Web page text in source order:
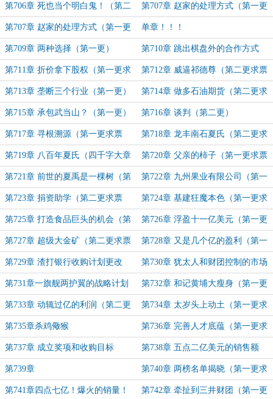
求票票） 票）
第706章 死也当个明白鬼！（第二
更求票票）
第707章 赵家的处理方式（第一更
求票票）
第707章 赵家的处理方式（第一更
求票票）
单章！！！
第709章 两种选择（第一更） 第710章 跳出棋盘外的合作方式
（第二更求票票）
第711章 折价拿下股权（第一更求
票票）
第712章 威逼祁德尊（第二更求票
票）
第713章 垄断三个行业（第一更） 第714章 做多石油期货（第二更求
票票）
第715章 承包武当山？（第一更） 第716章 谈判（第二更）
第717章 寻根溯源（第一更求票
票）
第718章 龙丰南石夏氏（第二更求
票票）
第719章 八百年夏氏（四千字大章
求票票）
第720章 父亲的柿子（第一更求票
票）
第721章 前世的夏禹是一棵树（第
二更）
第722章 九州果业有限公司（第一
更）
第723章 捐资助学（第二更求票
票）
第724章 基建狂魔本色（第一更求
票票）
第725章 打造食品巨头的机会（第
二更求票票）
第726章 浮盈十一亿美元（第一更
求票票）
第727章 超级大金矿（第二更求票
票）
第728章 又是几个亿的盈利（第一
更求票票）
第729章 渣打银行收购计划更改
（第二章求票票）
第730章 犹太人和财团控制的市场
（第一更求票票）
第731章一旗舰两护翼的战略计划
（第二更求月票）
第732章 和记黄埔大瘦身（第一更
求票）
第733章 动辄过亿的利润（第二更
求票）
第734章 太岁头上动土（第一更求
票票）
第735章杀鸡儆猴 第736章 完善人才底蕴（第一更求
票）
第737章 成立奖项和收购目标 第738章 五点二亿美元的销售额
（第一更求票）
第739章 第740章 两榜名单揭晓（第一更求
票）
第741章四点七亿！爆火的销量！ 第742章 牵扯到三井财团（第一更